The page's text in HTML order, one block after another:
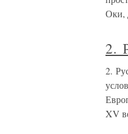
Оки,
2.
2.
XV